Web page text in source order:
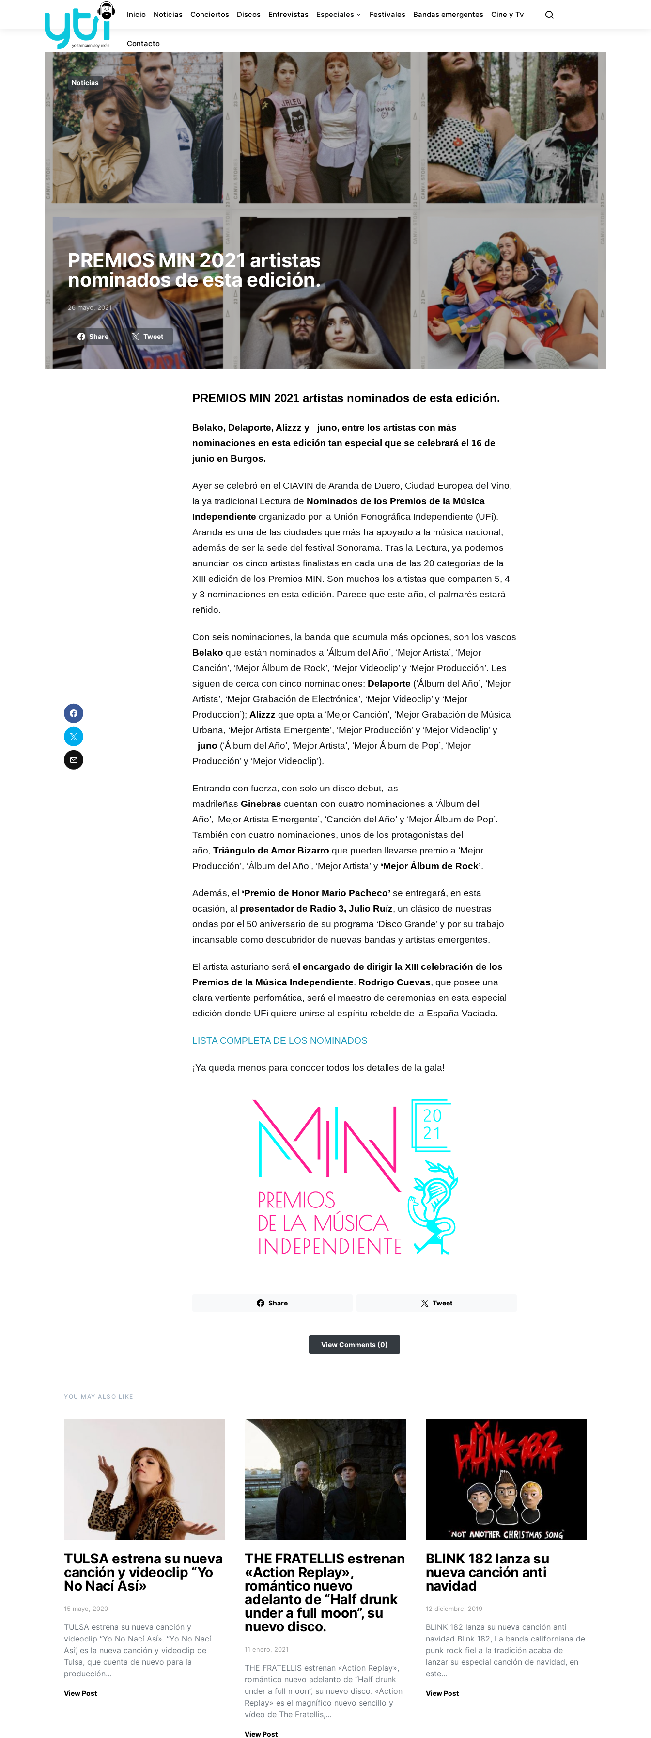
Inicio Noticias Conciertos Discos Entrevistas Especiales Festivales Bandas emergentes Cine y Tv
Contacto
Noticias
PREMIOS MIN 2021 artistas
nominados de esta edición.
Posted on
26 mayo, 2021
Share Tweet
PREMIOS MIN 2021 artistas nominados de esta edición.
Belako, Delaporte, Alizzz y _juno, entre los artistas con más
nominaciones en esta edición tan especial que se celebrará el 16 de
junio en Burgos.
Ayer se celebró en el CIAVIN de Aranda de Duero, Ciudad Europea del Vino,
la ya tradicional Lectura de Nominados de los Premios de la Música
Independiente organizado por la Unión Fonográfica Independiente (UFi).
Aranda es una de las ciudades que más ha apoyado a la música nacional,
además de ser la sede del festival Sonorama. Tras la Lectura, ya podemos
anunciar los cinco artistas finalistas en cada una de las 20 categorías de la
XIII edición de los Premios MIN. Son muchos los artistas que comparten 5, 4
y 3 nominaciones en esta edición. Parece que este año, el palmarés estará
reñido.
Con seis nominaciones, la banda que acumula más opciones, son los vascos
Belako que están nominados a ‘Álbum del Año’, ‘Mejor Artista’, ‘Mejor
Canción’, ‘Mejor Álbum de Rock’, ‘Mejor Videoclip’ y ‘Mejor Producción’. Les
siguen de cerca con cinco nominaciones: Delaporte (‘Álbum del Año’, ‘Mejor
Artista’, ‘Mejor Grabación de Electrónica’, ‘Mejor Videoclip’ y ‘Mejor
Producción’); Alizzz que opta a ‘Mejor Canción’, ‘Mejor Grabación de Música
Urbana, ‘Mejor Artista Emergente’, ‘Mejor Producción’ y ‘Mejor Videoclip’ y
_juno (‘Álbum del Año’, ‘Mejor Artista’, ‘Mejor Álbum de Pop’, ‘Mejor
Producción’ y ‘Mejor Videoclip’).
Entrando con fuerza, con solo un disco debut, las
madrileñas Ginebras cuentan con cuatro nominaciones a ‘Álbum del
Año’, ‘Mejor Artista Emergente’, ‘Canción del Año’ y ‘Mejor Álbum de Pop’.
También con cuatro nominaciones, unos de los protagonistas del
año, Triángulo de Amor Bizarro que pueden llevarse premio a ‘Mejor
Producción’, ‘Álbum del Año’, ‘Mejor Artista’ y ‘Mejor Álbum de Rock’.
Además, el ‘Premio de Honor Mario Pacheco’ se entregará, en esta
ocasión, al presentador de Radio 3, Julio Ruíz, un clásico de nuestras
ondas por el 50 aniversario de su programa ‘Disco Grande’ y por su trabajo
incansable como descubridor de nuevas bandas y artistas emergentes.
El artista asturiano será el encargado de dirigir la XIII celebración de los
Premios de la Música Independiente. Rodrigo Cuevas, que posee una
clara vertiente perfomática, será el maestro de ceremonias en esta especial
edición donde UFi quiere unirse al espíritu rebelde de la España Vaciada.
LISTA COMPLETA DE LOS NOMINADOS
¡Ya queda menos para conocer todos los detalles de la gala!
Share Tweet
View Comments (0)
YOU MAY ALSO LIKE
TULSA estrena su nueva
canción y videoclip “Yo
No Nací Así»
Posted on
15 mayo, 2020
TULSA estrena su nueva canción y
videoclip “Yo No Nací Así». “Yo No Nací
Así’, es la nueva canción y videoclip de
Tulsa, que cuenta de nuevo para la
producción…
View Post
THE FRATELLIS estrenan
«Action Replay»,
romántico nuevo
adelanto de “Half drunk
under a full moon”, su
nuevo disco.
Posted on
11 enero, 2021
THE FRATELLIS estrenan «Action Replay»,
romántico nuevo adelanto de “Half drunk
under a full moon”, su nuevo disco. «Action
Replay» es el magnífico nuevo sencillo y
vídeo de The Fratellis,…
View Post
BLINK 182 lanza su
nueva canción anti
navidad
Posted on
12 diciembre, 2019
BLINK 182 lanza su nueva canción anti
navidad Blink 182, La banda californiana de
punk rock fiel a la tradición acaba de
lanzar su especial canción de navidad, en
este…
View Post